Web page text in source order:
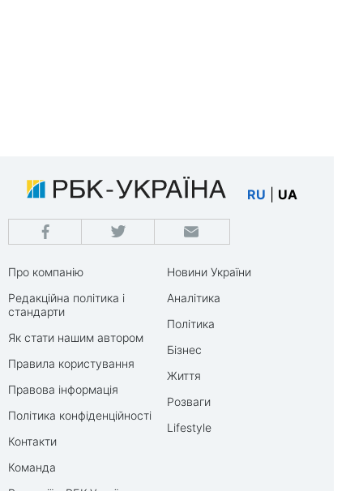
RU UA
Про компанію
Редакційна політика і
стандарти
Як стати нашим автором
Правила користування
Правова інформація
Політика конфіденційності
Контакти
Команда
Новини України
Аналітика
Політика
Бізнес
Життя
Розваги
Lifestyle